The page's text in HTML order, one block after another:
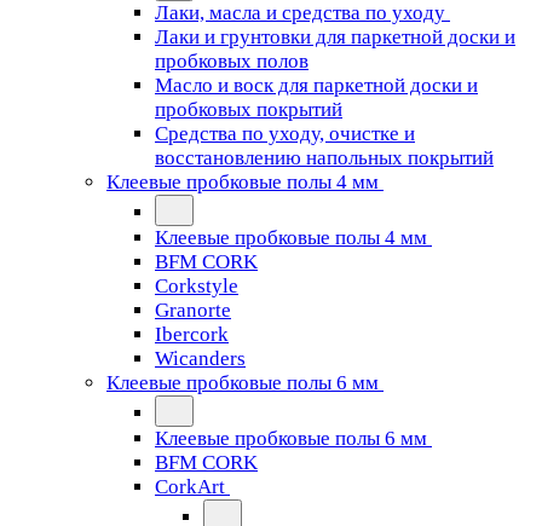
Лаки, масла и средства по уходу
Лаки и грунтовки для паркетной доски и
пробковых полов
Масло и воск для паркетной доски и
пробковых покрытий
Средства по уходу, очистке и
восстановлению напольных покрытий
Клеевые пробковые полы 4 мм
Клеевые пробковые полы 4 мм
BFM CORK
Corkstyle
Granorte
Ibercork
Wicanders
Клеевые пробковые полы 6 мм
Клеевые пробковые полы 6 мм
BFM CORK
CorkArt